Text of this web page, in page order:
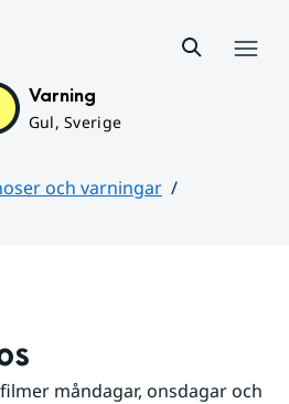
Varning
Gul, Sverige
och varningar
måndagar, onsdagar och